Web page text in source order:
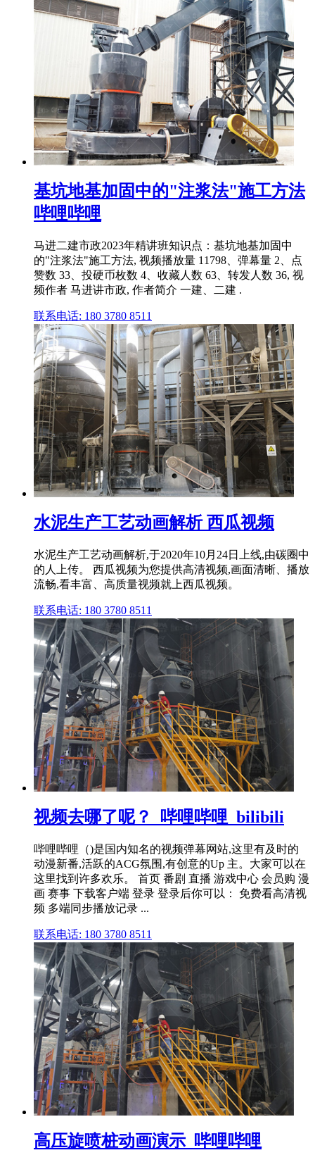
基坑地基加固中的"注浆法"施工方法
哔哩哔哩
马进二建市政2023年精讲班知识点：基坑地基加固中
的"注浆法"施工方法, 视频播放量 11798、弹幕量 2、点
赞数 33、投硬币枚数 4、收藏人数 63、转发人数 36, 视
频作者 马进讲市政, 作者简介 一建、二建 .
联系电话: 180 3780 8511
水泥生产工艺动画解析 西瓜视频
水泥生产工艺动画解析,于2020年10月24日上线,由碳圈中
的人上传。 西瓜视频为您提供高清视频,画面清晰、播放
流畅,看丰富、高质量视频就上西瓜视频。
联系电话: 180 3780 8511
视频去哪了呢？_哔哩哔哩_bilibili
哔哩哔哩（)是国内知名的视频弹幕网站,这里有及时的
动漫新番,活跃的ACG氛围,有创意的Up 主。大家可以在
这里找到许多欢乐。 首页 番剧 直播 游戏中心 会员购 漫
画 赛事 下载客户端 登录 登录后你可以： 免费看高清视
频 多端同步播放记录 ...
联系电话: 180 3780 8511
高压旋喷桩动画演示_哔哩哔哩